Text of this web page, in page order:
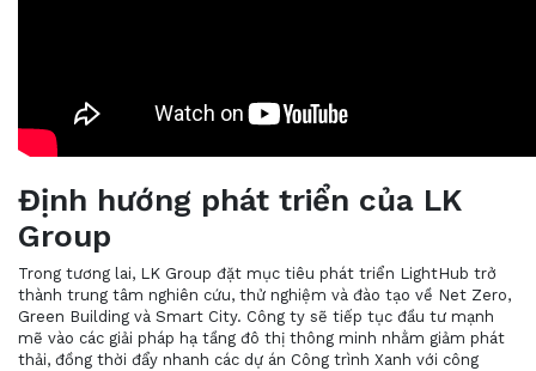
Định hướng phát triển của LK
Group
Trong tương lai, LK Group đặt mục tiêu phát triển LightHub trở
thành trung tâm nghiên cứu, thử nghiệm và đào tạo về Net Zero,
Green Building và Smart City. Công ty sẽ tiếp tục đầu tư mạnh
mẽ vào các giải pháp hạ tầng đô thị thông minh nhằm giảm phát
thải, đồng thời đẩy nhanh các dự án Công trình Xanh với công